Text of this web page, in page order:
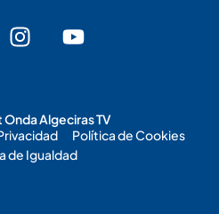
Algeciras TV
Política de Cookies
de Igualdad